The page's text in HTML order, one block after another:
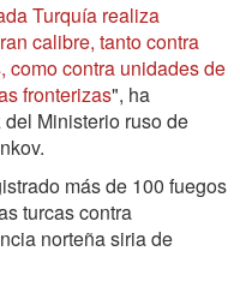
Turquía realiza
calibre, tanto contra
como contra unidades de
fronterizas", ha
Ministerio ruso de
más de 100 fuegos
turcas contra
norteña siria de